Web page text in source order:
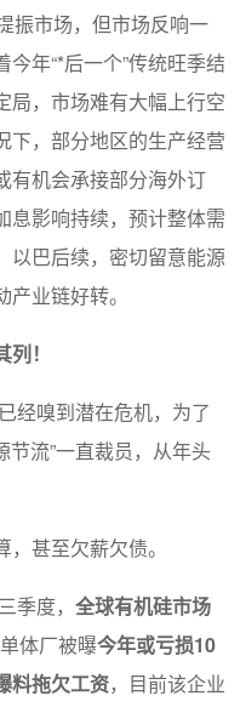
振市场，但市场反响一
年“*后一个”传统旺季结
局，市场难有大幅上行空
下，部分地区的生产经营
有机会承接部分海外订
息影响持续，预计整体需
以巴后续，密切留意能源
业链好转。
！
经嗅到潜在危机，为了
节流”一直裁员，从年头
甚至欠薪欠债。
季度， 全球有机硅市场
体厂被曝今年或亏损10
料拖欠工资，目前该企业